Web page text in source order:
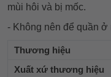
mùi hôi và bị mốc.
- Không nên để quần
Thương hiệu
Xuất xứ thương hiệu